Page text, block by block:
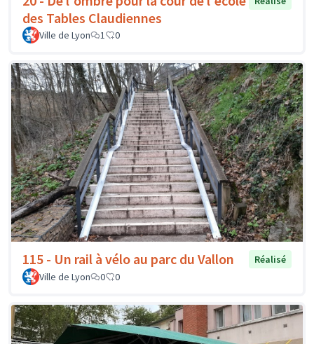
des Tables Claudiennes
Ville de Lyon 1 0
115 - Un rail à vélo au parc du Vallon
Réalisé
Ville de Lyon
0 0